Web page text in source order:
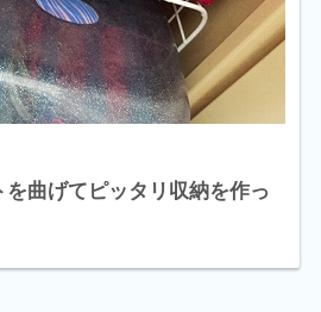
曲げてピッタリ収納を作っ